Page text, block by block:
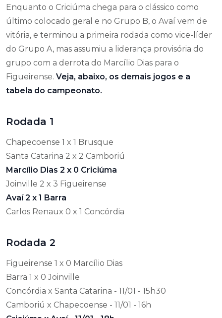
Enquanto o Criciúma chega para o clássico como
último colocado geral e no Grupo B, o Avaí vem de
vitória, e terminou a primeira rodada como vice-líder
do Grupo A, mas assumiu a liderança provisória do
grupo com a derrota do Marcílio Dias para o
Figueirense. Veja, abaixo, os demais jogos e a
tabela do campeonato.
Rodada 1
Chapecoense 1 x 1 Brusque
Santa Catarina 2 x 2 Camboriú
Marcílio Dias 2 x 0 Criciúma
Joinville 2 x 3 Figueirense
Avaí 2 x 1 Barra
Carlos Renaux 0 x 1 Concórdia
Rodada 2
Figueirense 1 x 0 Marcílio Dias
Barra 1 x 0 Joinville
Concórdia x Santa Catarina - 11/01 - 15h30
Camboriú x Chapecoense - 11/01 - 16h